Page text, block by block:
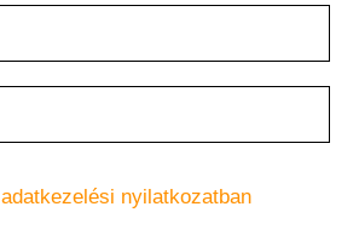
adatkezelési nyilatkozatban